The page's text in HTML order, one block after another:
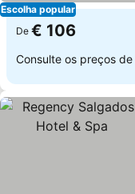
Escolha popular
De € 106
Consulte os preços de